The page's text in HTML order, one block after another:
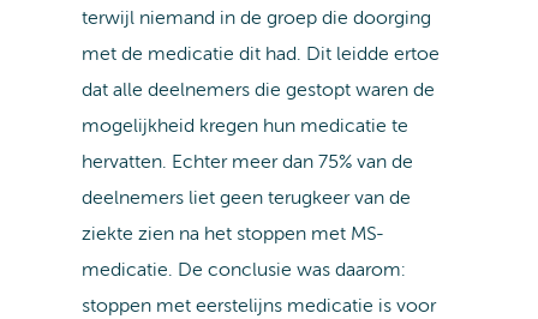
terwijl niemand in de groep die doorging
met de medicatie dit had. Dit leidde ertoe
dat alle deelnemers die gestopt waren de
mogelijkheid kregen hun medicatie te
hervatten. Echter meer dan 75% van de
deelnemers liet geen terugkeer van de
ziekte zien na het stoppen met MS-
medicatie. De conclusie was daarom:
stoppen met eerstelijns medicatie is voor